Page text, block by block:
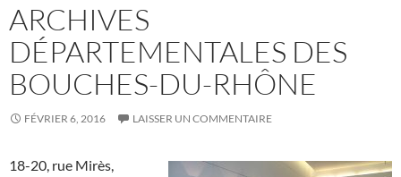
ARCHIVES
DÉPARTEMENTALES DES
BOUCHES-DU-RHÔNE
FÉVRIER 6, 2016 LAISSER UN COMMENTAIRE
18-20, rue Mirès,